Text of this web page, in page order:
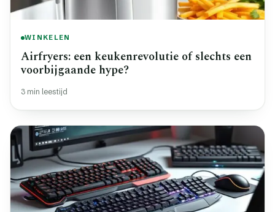
WINKELEN
Airfryers: een keukenrevolutie of slechts een
voorbijgaande hype?
3 min leestijd